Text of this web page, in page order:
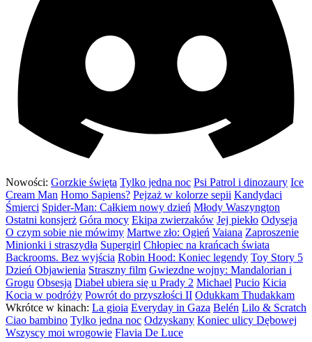
Nowości: Gorzkie święta Tylko jedna noc Psi Patrol i dinozaury Ice
Cream Man Homo Sapiens? Pejzaż w kolorze sepii Kandydaci
Śmierci Spider-Man: Całkiem nowy dzień Młody Waszyngton
Ostatni konsjerż Góra mocy Ekipa zwierzaków Jej piekło Odyseja
O czym sobie nie mówimy Martwe zło: Ogień Vaiana Zaproszenie
Minionki i straszydła Supergirl Chłopiec na krańcach świata
Backrooms. Bez wyjścia Robin Hood: Koniec legendy Toy Story 5
Dzień Objawienia Straszny film Gwiezdne wojny: Mandalorian i
Grogu Obsesja Diabeł ubiera się u Prady 2 Michael Pucio Kicia
Kocia w podróży Powrót do przyszłości II Odukkam Thudakkam
Wkrótce w kinach: La gioia Everyday in Gaza Belén Lilo & Scratch
Ciao bambino Tylko jedna noc Odzyskany Koniec ulicy Dębowej
Wszyscy moi wrogowie Flavia De Luce